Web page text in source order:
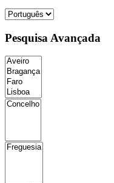
Pesquisa Avançada